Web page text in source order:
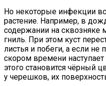
Но некоторые инфекции
растение. Например, в
содержании на сквозняке
гниль. При этом куст
листья и побеги, а если
скором времени
этого становится чёрный
у черешков, их